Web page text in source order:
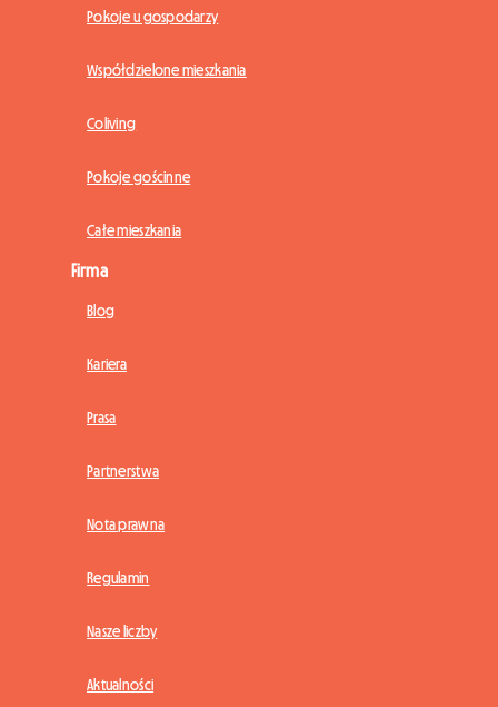
Pokoje u gospodarzy
Współdzielone mieszkania
Coliving
Pokoje gościnne
Całe mieszkania
Firma
Blog
Kariera
Prasa
Partnerstwa
Nota prawna
Regulamin
Nasze liczby
Aktualności